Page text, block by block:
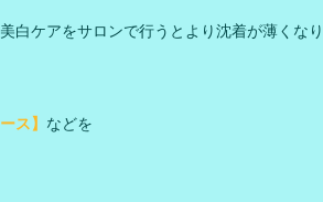
白ケアをサロンで行うとより沈着が薄くなり
ス】 などを